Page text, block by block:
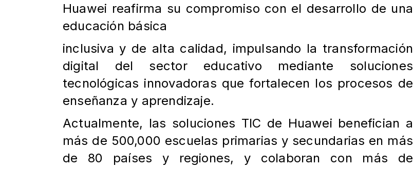
Huawei reafirma su compromiso con el desarrollo de una
educación básica
inclusiva y de alta calidad, impulsando la transformación
digital del sector educativo mediante soluciones
tecnológicas innovadoras que fortalecen los procesos de
enseñanza y aprendizaje.
Actualmente, las soluciones TIC de Huawei benefician a
más de 500,000 escuelas primarias y secundarias en más
de 80 países y regiones, y colaboran con más de